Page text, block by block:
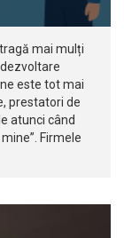
mai mulți
este tot mai
prestatori de
atunci când
Firmele